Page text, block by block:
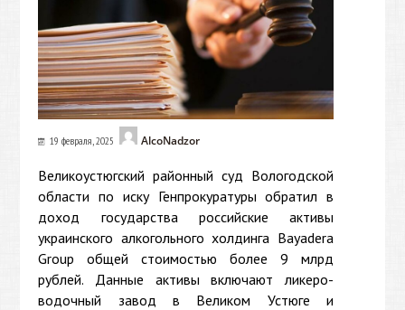
19 февраля, 2025 AlcoNadzor
Великоустюгский районный суд Вологодской
области по иску Генпрокуратуры обратил в
доход государства российские активы
украинского алкогольного холдинга Bayadera
Group общей стоимостью более 9 млрд
рублей. Данные активы включают ликеро-
водочный завод в Великом Устюге и